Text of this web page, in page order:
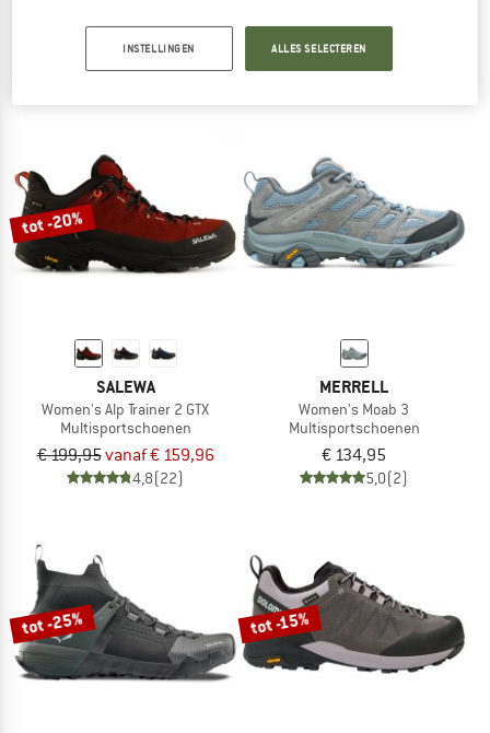
Multisportschoenen
vanaf € 129,56
4,6(13)
Wandelschoenen
vanaf € 174,75
5,0(2)
tot -20%
SALEWA
Women's Alp Trainer 2 GTX
Multisportschoenen
€ 199,95vanaf € 159,96
4,8(22)
MERRELL
Women's Moab 3
Multisportschoenen
€ 134,95
5,0(2)
tot -25% tot -15%
INSTELLINGEN ALLES SELECTEREN